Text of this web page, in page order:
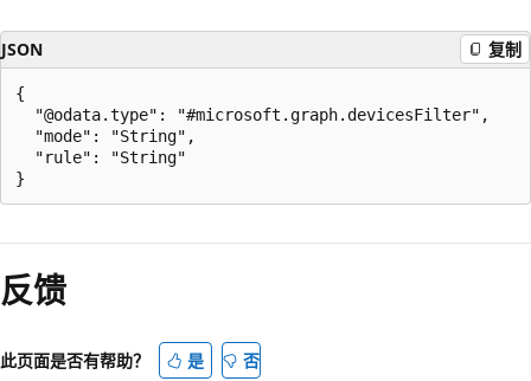
JSON 复制
{
  "@odata.type": "#microsoft.graph.devicesFilter",
  "mode": "String",
  "rule": "String"
读
模
已
反馈
此页面是否有帮助？ 是 否